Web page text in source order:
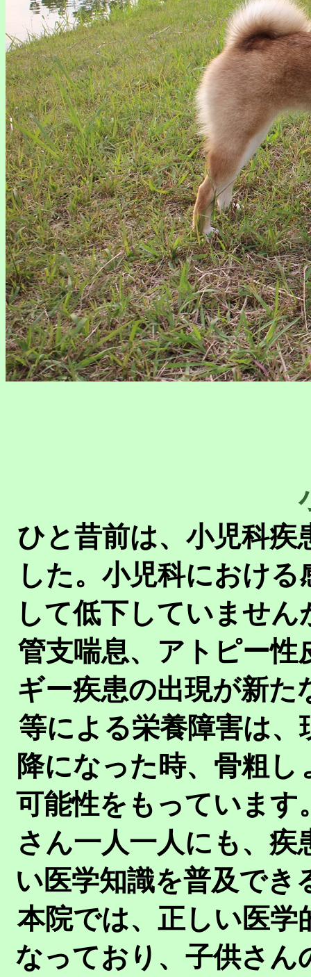
ひと昔前は、小児科
した。小児科におけ
して低下していませ
管支喘息、アトピー性
ギー疾患の出現が新
等による栄養障害は、
降になった時、骨粗
可能性をもっています
さん一人一人にも、
い医学知識を普及で
本院では、正しい医学
なっており、子供さん